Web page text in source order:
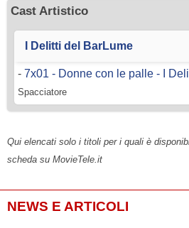
Cast Artistico
I Delitti del BarLume
- 7x01 - Donne con le palle - I
Spacciatore
Qui elencati solo i titoli per i quali è
scheda su MovieTele.it
NEWS E ARTICOLI